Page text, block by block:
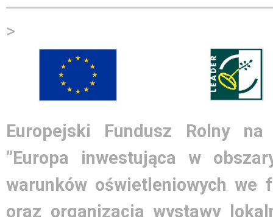
>
Europejski Fundusz Rolny
”Europa inwestująca w
warunków oświetleniowych we
oraz organizacja wystawy